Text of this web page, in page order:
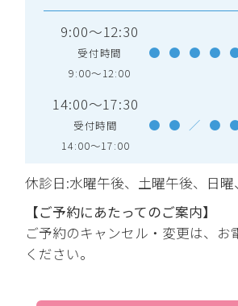
9:00～12:30
受付時間
9:00～12:00
● ● ● ●
14:00～17:30
受付時間
14:00～17:00
● ● ／ ●
休診日:水曜午後、土曜午後、日曜
【ご予約にあたってのご案内】
ご予約のキャンセル・変更は、お
ください。